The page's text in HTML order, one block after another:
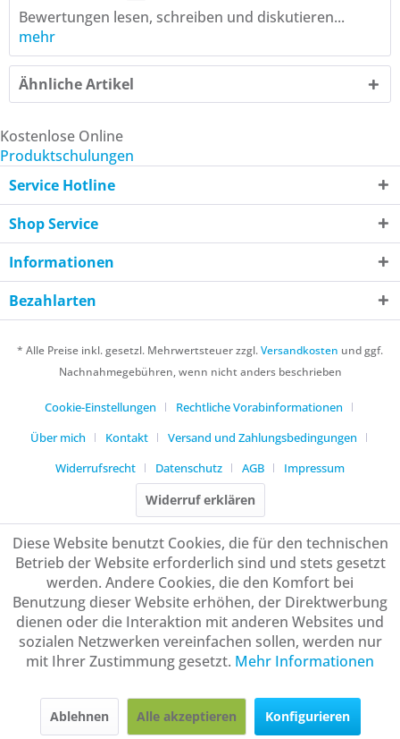
Bewertungen lesen, schreiben und diskutieren...
mehr
Ähnliche Artikel
Kostenlose Online
Produktschulungen
Service Hotline
Shop Service
Informationen
Bezahlarten
* Alle Preise inkl. gesetzl. Mehrwertsteuer zzgl.Versandkosten und ggf.
Nachnahmegebühren, wenn nicht anders beschrieben
Cookie-Einstellungen
Rechtliche Vorabinformationen
Über mich
Kontakt
Versand und Zahlungsbedingungen
Widerrufsrecht
Datenschutz AGB Impressum
Widerruf erklären
Diese Website benutzt Cookies, die für den technischen
Betrieb der Website erforderlich sind und stets gesetzt
werden. Andere Cookies, die den Komfort bei
Benutzung dieser Website erhöhen, der Direktwerbung
dienen oder die Interaktion mit anderen Websites und
sozialen Netzwerken vereinfachen sollen, werden nur
mit Ihrer Zustimmung gesetzt. Mehr Informationen
Ablehnen Alle akzeptieren Konfigurieren